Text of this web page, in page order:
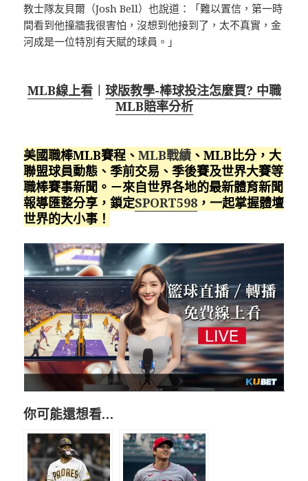
教士隊友貝爾（Josh Bell）也說道：「難以置信，第一時
間看到他撞牆我很害怕，沒想到他接到了，太不真實，金
河成是一位特別有天賦的球員。」
MLB線上看︱ 球版教學-棒球投注怎麼買? 中職
MLB賠率分析
美國職棒MLB賽程、MLB戰績 、MLB比分，大
聯盟球員動態、季前交易、季後賽及世界大賽等
職棒賽事新聞。－來自世界各地的最新體育新聞
報導匯整分享，鎖定SPORT598 ，一起掌握體壇
世界的大小事！
你可能還想看…